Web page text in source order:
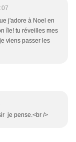
j'adore à Noel en
île! tu réveilles mes
viens passer les
je pense.<br />